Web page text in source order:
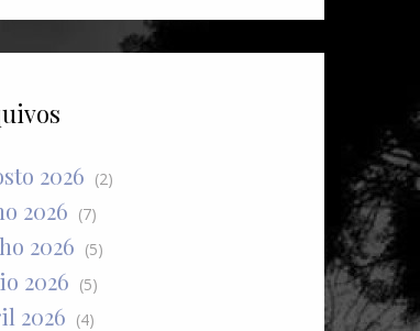
2026 (2)
2026 (7)
2026 (5)
2026 (5)
2026 (4)